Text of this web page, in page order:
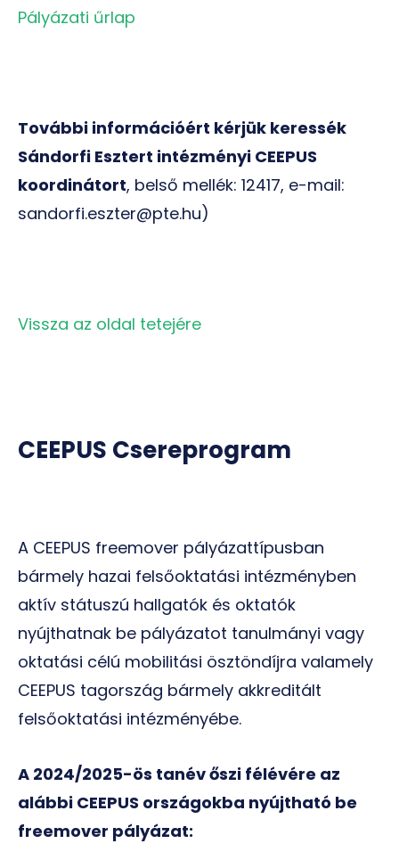
Pályázati űrlap
További információért kérjük keressék
Sándorfi Esztert intézményi CEEPUS
koordinátort, belső mellék: 12417, e-mail:
sandorfi.eszter@pte.hu)
Vissza az oldal tetejére
CEEPUS Csereprogram
A CEEPUS freemover pályázattípusban
bármely hazai felsőoktatási intézményben
aktív státuszú hallgatók és oktatók
nyújthatnak be pályázatot tanulmányi vagy
oktatási célú mobilitási ösztöndíjra valamely
CEEPUS tagország bármely akkreditált
felsőoktatási intézményébe.
A 2024/2025-ös tanév őszi félévére az
alábbi CEEPUS országokba nyújtható be
freemover pályázat: